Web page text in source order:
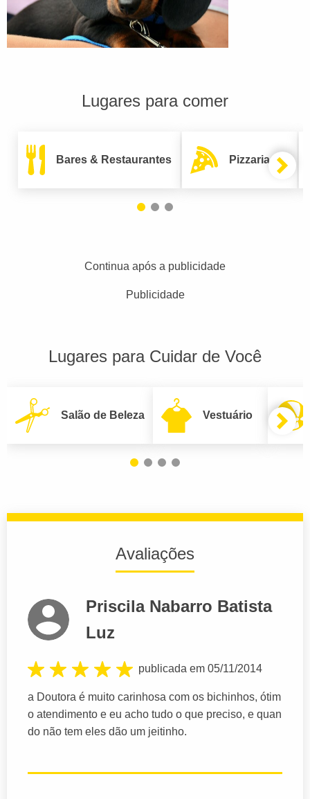
Lugares para comer
Bares & Restaurantes Pizzarias
Continua após a publicidade
Publicidade
Lugares para Cuidar de Você
Salão de Beleza Vestuário
Avaliações
Priscila Nabarro Batista
Luz
publicada em 05/11/2014
a Doutora é muito carinhosa com os bichinhos, ótim
o atendimento e eu acho tudo o que preciso, e quan
do não tem eles dão um jeitinho.